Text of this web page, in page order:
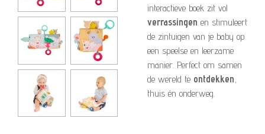
interactieve boek zit vol
verrassingen en stimuleert
de zintuigen van je baby op
een speelse en leerzame
manier. Perfect om samen
de wereld te ontdekken,
thuis én onderweg.